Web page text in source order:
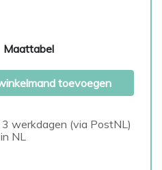
Maattabel
toevoegen
werkdagen (via PostNL)
NL